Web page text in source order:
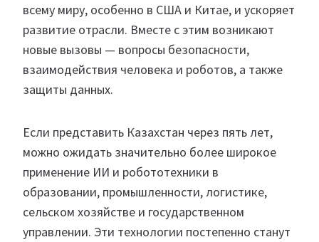
всему миру, особенно в США и Китае, и ускоряет
развитие отрасли. Вместе с этим возникают
новые вызовы — вопросы безопасности,
взаимодействия человека и роботов, а также
защиты данных.
Если представить Казахстан через пять лет,
можно ожидать значительно более широкое
применение ИИ и робототехники в
образовании, промышленности, логистике,
сельском хозяйстве и государственном
управлении. Эти технологии постепенно станут